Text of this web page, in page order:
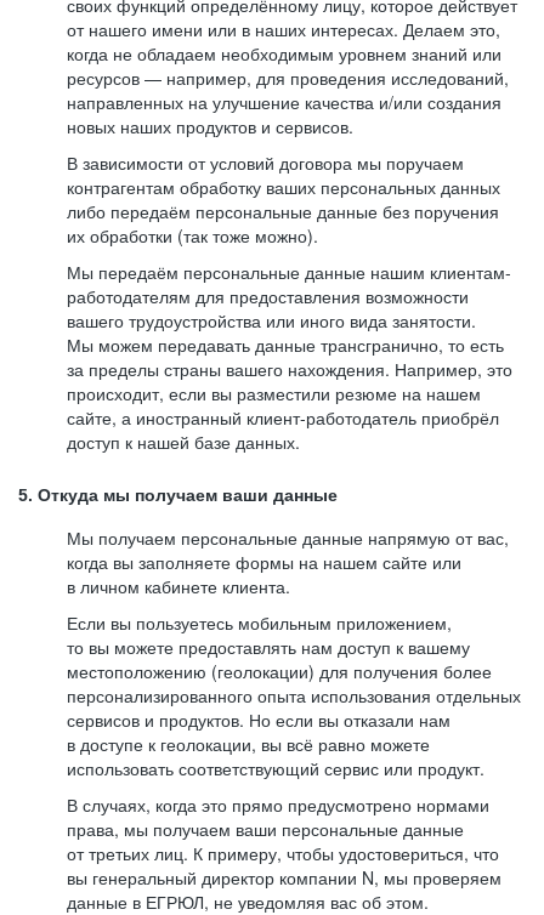
своих функций определённому лицу, которое действует
от нашего имени или в наших интересах. Делаем это,
когда не обладаем необходимым уровнем знаний или
ресурсов — например, для проведения исследований,
направленных на улучшение качества и/или создания
новых наших продуктов и сервисов.
В зависимости от условий договора мы поручаем
контрагентам обработку ваших персональных данных
либо передаём персональные данные без поручения
их обработки (так тоже можно).
Мы передаём персональные данные нашим клиентам-
работодателям для предоставления возможности
вашего трудоустройства или иного вида занятости.
Мы можем передавать данные трансгранично, то есть
за пределы страны вашего нахождения. Например, это
происходит, если вы разместили резюме на нашем
сайте, а иностранный клиент-работодатель приобрёл
доступ к нашей базе данных.
5. Откуда мы получаем ваши данные
Мы получаем персональные данные напрямую от вас,
когда вы заполняете формы на нашем сайте или
в личном кабинете клиента.
Если вы пользуетесь мобильным приложением,
то вы можете предоставлять нам доступ к вашему
местоположению (геолокации) для получения более
персонализированного опыта использования отдельных
сервисов и продуктов. Но если вы отказали нам
в доступе к геолокации, вы всё равно можете
использовать соответствующий сервис или продукт.
В случаях, когда это прямо предусмотрено нормами
права, мы получаем ваши персональные данные
от третьих лиц. К примеру, чтобы удостовериться, что
вы генеральный директор компании N, мы проверяем
данные в ЕГРЮЛ, не уведомляя вас об этом.